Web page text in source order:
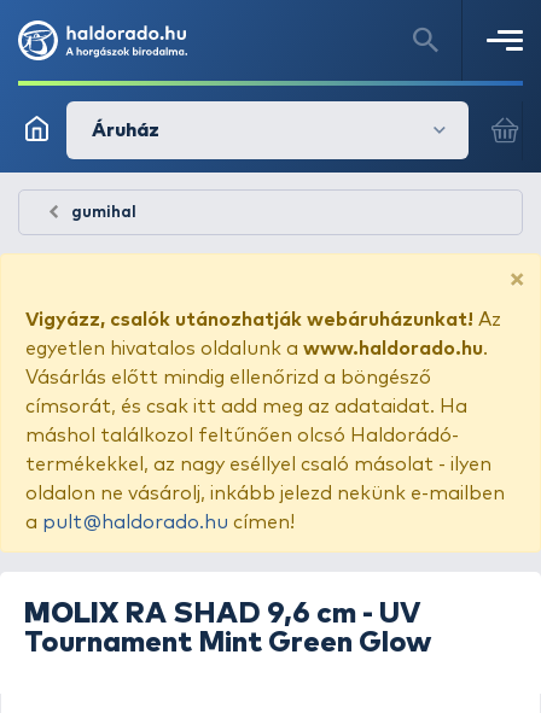
Áruház
gumihal
×
Vigyázz, csalók utánozhatják webáruházunkat! Az
egyetlen hivatalos oldalunk a www.haldorado.hu.
Vásárlás előtt mindig ellenőrizd a böngésző
címsorát, és csak itt add meg az adataidat. Ha
máshol találkozol feltűnően olcsó Haldorádó-
termékekkel, az nagy eséllyel csaló másolat - ilyen
oldalon ne vásárolj, inkább jelezd nekünk e-mailben
a pult@haldorado.hu címen!
MOLIX RA SHAD 9,6 cm - UV
Tournament Mint Green Glow